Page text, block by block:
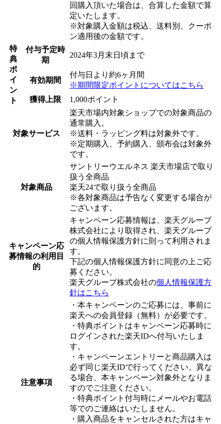
回購入頂いた場合は、合算した金額で算
定いたします。
※対象購入金額は税込、送料別、クーポ
ン適用後の金額です。
特
典
ポ
イ
ン
ト
付与予定時
期
2024年3月末日頃まで
有効期間
付与日より約6ヶ月間
※期間限定ポイントについてはこちら
獲得上限
1,000ポイント
対象サービス
楽天市場内対象ショップでの対象商品の
通常購入。
※送料・ラッピング料は対象外です。
※定期購入、予約購入、頒布会は対象外
です。
対象商品
サントリーウエルネス 楽天市場店で取り
扱う全商品
楽天24で取り扱う全商品
※各対象商品は予告なく変更する場合が
ございます。
キャンペーン応
募情報の利用目
的
キャンペーン応募情報は、楽天グループ
株式会社により取得され、楽天グループ
の個人情報保護方針に則って利用されま
す。
下記の個人情報保護方針に同意の上ご応
募ください。
楽天グループ株式会社の個人情報保護方
針はこちら
注意事項
・本キャンペーンのご応募には、事前に
楽天への会員登録（無料）が必要です。
・特典ポイントはキャンペーン応募時に
ログインされた楽天IDへ付与いたしま
す。
・キャンペーンエントリーと商品購入は
必ず同じ楽天IDで行ってください。異な
る場合、本キャンペーン対象外となりま
すのでご注意ください。
・特典ポイント付与時にメールやお電話
等でのご連絡はいたしません。
・購入商品をキャンセルされた方はキャ